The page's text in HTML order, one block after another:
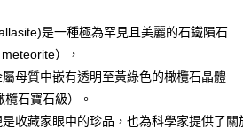
是一種極為罕見且美麗的石鐵隕石
），
母質中嵌有透明至黃綠色的橄欖石晶體
欖石寶石級）。
收藏家眼中的珍品，也為科學家提供了關